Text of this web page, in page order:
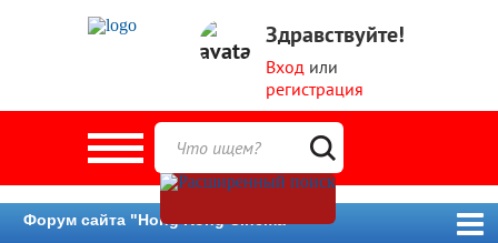
Здравствуйте!
Вход или
регистрация
Форум сайта "Hong Kong Cinema"